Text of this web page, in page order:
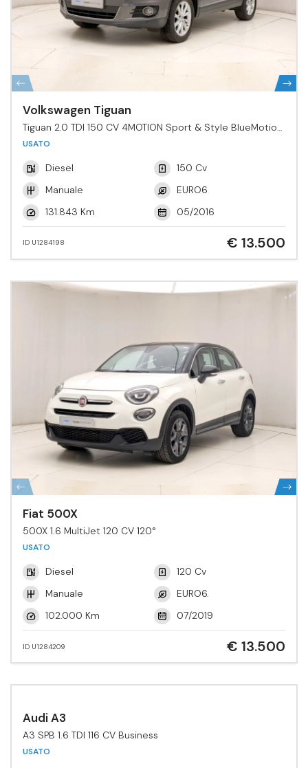
Volkswagen Tiguan
Tiguan 2.0 TDI 150 CV 4MOTION Sport & Style BlueMotion
Tech.
USATO
Diesel
150 Cv
Manuale
EURO6
131.843 Km
05/2016
ID U1284198 € 13.500
Fiat 500X
500X 1.6 MultiJet 120 CV 120°
USATO
Diesel
120 Cv
Manuale
EURO6.
102.000 Km
07/2019
ID U1284209 € 13.500
Audi A3
A3 SPB 1.6 TDI 116 CV Business
USATO